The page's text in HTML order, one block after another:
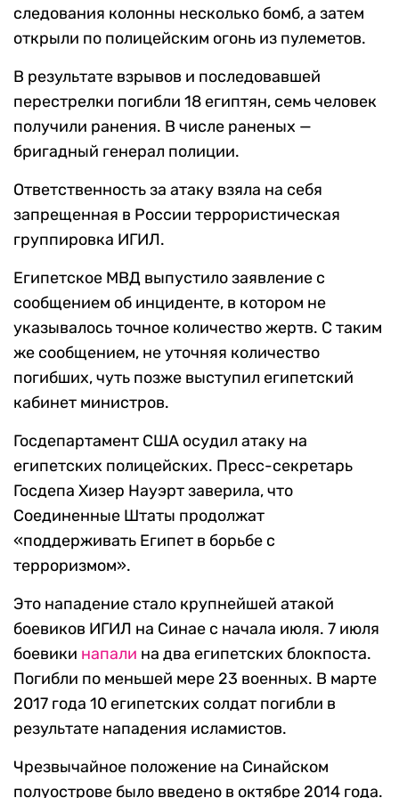
следования колонны несколько бомб, а затем
открыли по полицейским огонь из пулеметов.
В результате взрывов и последовавшей
перестрелки погибли 18 египтян, семь человек
получили ранения. В числе раненых —
бригадный генерал полиции.
Ответственность за атаку взяла на себя
запрещенная в России террористическая
группировка ИГИЛ.
Египетское МВД выпустило заявление с
сообщением об инциденте, в котором не
указывалось точное количество жертв. С таким
же сообщением, не уточняя количество
погибших, чуть позже выступил египетский
кабинет министров.
Госдепартамент США осудил атаку на
египетских полицейских. Пресс-секретарь
Госдепа Хизер Науэрт заверила, что
Соединенные Штаты продолжат
«поддерживать Египет в борьбе с
терроризмом».
Это нападение стало крупнейшей атакой
боевиков ИГИЛ на Синае с начала июля. 7 июля
боевики напали на два египетских блокпоста.
Погибли по меньшей мере 23 военных. В марте
2017 года 10 египетских солдат погибли в
результате нападения исламистов.
Чрезвычайное положение на Синайском
полуострове было введено в октябре 2014 года.